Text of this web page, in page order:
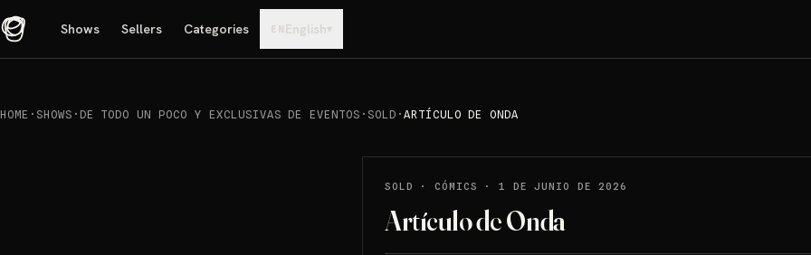
Shows Sellers Categories EN English▾
HOME · SHOWS · DE TODO UN POCO Y EXCLUSIVAS DE EVENTOS · SOLD · ARTÍCULO DE ONDA
SOLD ·CÓMICS ·1 DE JUNIO DE 2026
Artículo de Onda